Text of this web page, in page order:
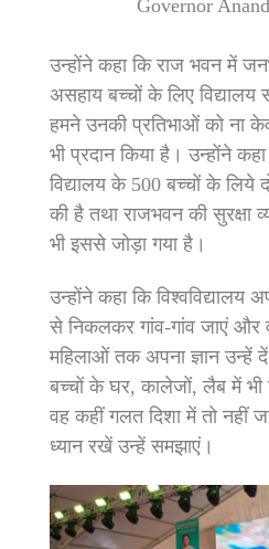
Governor
उन्होंने कहा कि राज भवन में
असहाय बच्चों के लिए विद्यालय
हमने उनकी प्रतिभाओं को ना
भी प्रदान किया है। उन्होंने
विद्यालय के 500 बच्चों के लिये
की है तथा राजभवन की सुरक्षा
भी इससे जोड़ा गया है।
उन्होंने कहा कि विश्वविद्यालय
से निकलकर गांव-गांव जाएं और
महिलाओं तक अपना ज्ञान उन्हें
बच्चों के घर, कालेजों, लैब में भी
वह कहीं गलत दिशा में तो नहीं
ध्यान रखें उन्हें समझाएं।